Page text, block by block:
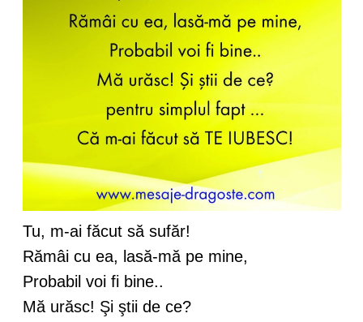
Tu, m-ai făcut să sufăr!
Rămâi cu ea, lasă-mă pe mine,
Probabil voi fi bine..
Mă urăsc! Şi ştii de ce?